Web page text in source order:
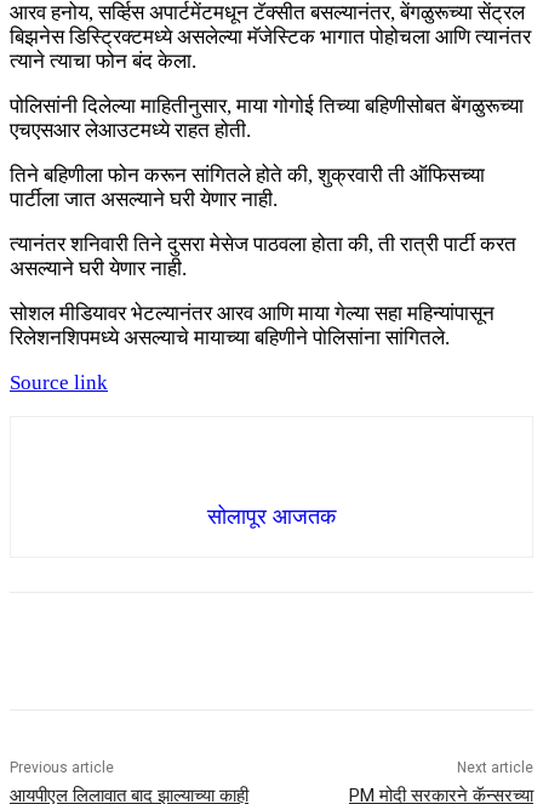
आरव हनोय, सर्व्हिस अपार्टमेंटमधून टॅक्सीत बसल्यानंतर, बेंगळुरूच्या सेंट्रल
बिझनेस डिस्ट्रिक्टमध्ये असलेल्या मॅजेस्टिक भागात पोहोचला आणि त्यानंतर
त्याने त्याचा फोन बंद केला.
पोलिसांनी दिलेल्या माहितीनुसार, माया गोगोई तिच्या बहिणीसोबत बेंगळुरूच्या
एचएसआर लेआउटमध्ये राहत होती.
तिने बहिणीला फोन करून सांगितले होते की, शुक्रवारी ती ऑफिसच्या
पार्टीला जात असल्याने घरी येणार नाही.
त्यानंतर शनिवारी तिने दुसरा मेसेज पाठवला होता की, ती रात्री पार्टी करत
असल्याने घरी येणार नाही.
सोशल मीडियावर भेटल्यानंतर आरव आणि माया गेल्या सहा महिन्यांपासून
रिलेशनशिपमध्ये असल्याचे मायाच्या बहिणीने पोलिसांना सांगितले.
Source link
सोलापूर आजतक
Previous article
आयपीएल लिलावात बाद झाल्याच्या काही
Next article
PM मोदी सरकारने कॅन्सरच्या